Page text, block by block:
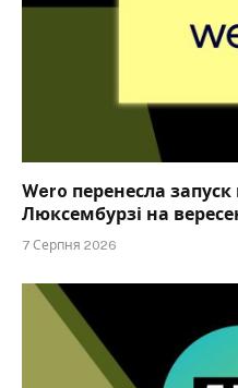
Wero перенесла
Люксембурзі на
7 Серпня 2026